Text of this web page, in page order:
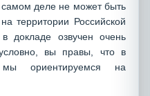
деле не может быть
территории Российской
докладе озвучен очень
вы правы, что в
ориентируемся на